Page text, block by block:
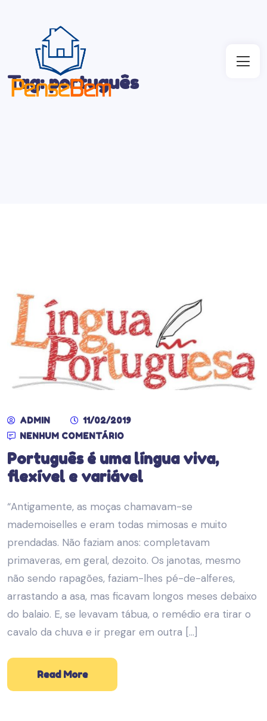
Tag:português
ADMIN
11/02/2019
NENHUM COMENTÁRIO
Português é uma língua viva,
flexível e variável
“Antigamente, as moças chamavam-se
mademoiselles e eram todas mimosas e muito
prendadas. Não faziam anos: completavam
primaveras, em geral, dezoito. Os janotas, mesmo
não sendo rapagões, faziam-lhes pé-de-alferes,
arrastando a asa, mas ficavam longos meses debaixo
do balaio. E, se levavam tábua, o remédio era tirar o
cavalo da chuva e ir pregar em outra […]
Read More